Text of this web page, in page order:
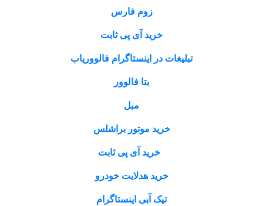
زوم فارس
خرید آی پی ثابت
تبلیغات در اینستاگرام فالووریاب
بتا فالوور
خرید موتور براشلس
خرید آی پی ثابت
خرید هدلایت خودرو
تیک آبی اینستاگرام